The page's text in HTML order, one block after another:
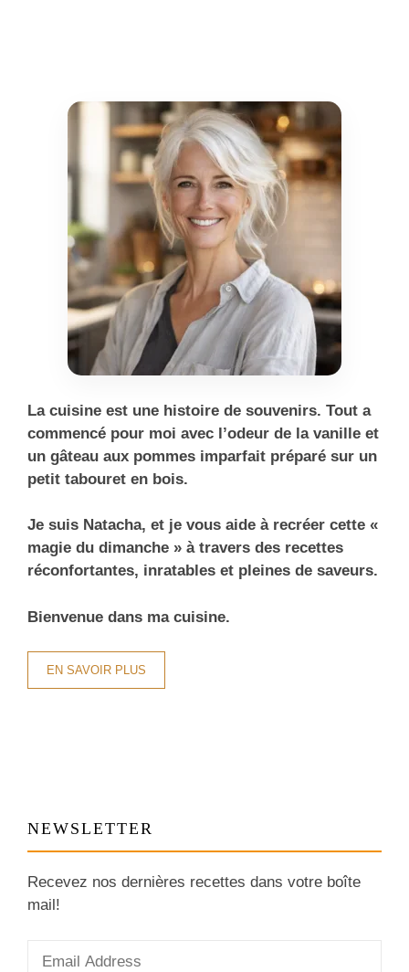
La cuisine est une histoire de souvenirs. Tout a
commencé pour moi avec l’odeur de la vanille et
un gâteau aux pommes imparfait préparé sur un
petit tabouret en bois.
Je suis Natacha, et je vous aide à recréer cette «
magie du dimanche » à travers des recettes
réconfortantes, inratables et pleines de saveurs.
Bienvenue dans ma cuisine.
EN SAVOIR PLUS
NEWSLETTER
Recevez nos dernières recettes dans votre boîte
mail!